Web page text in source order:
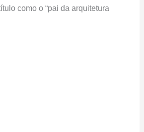
como o “pai da arquitetura